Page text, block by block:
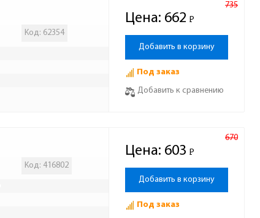
Код: 62354
Цена:
735
662 Р
-
Добавить в корзину
Под заказ
Добавить к сравнению
Код: 416802
Цена:
670
603 Р
-
Добавить в корзину
Под заказ